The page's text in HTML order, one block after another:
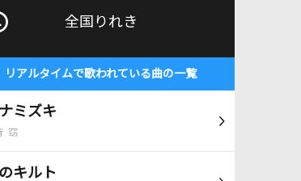
全国りれき
リアルタイムで歌われている曲の一覧
ミズキ
窈
キルト